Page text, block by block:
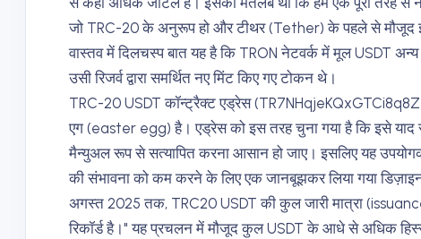
जो TRC-20 के अनुरूप हो और टीथर (Tether) के पहले से मौजूद
वास्तव में दिलचस्प बात यह है कि TRON नेटवर्क में मूल USDT
उसी रिजर्व द्वारा समर्थित नए मिंट किए गए टोकन थे।
TRC-20 USDT कॉन्ट्रैक्ट एड्रेस
एग (easter egg) है। एड्रेस को इस तरह चुना गया है कि इसे
मैन्युअल रूप से सत्यापित करना आसान हो जाए। इसलिए यह
की संभावना को कम करने के लिए एक जानबूझकर लिया गया डिज़ाइन
अगस्त 2025 तक, TRC20 USDT की कुल जारी मात्रा
रिकॉर्ड है।" यह प्रचलन में मौजूद कुल USDT के आधे से अधिक